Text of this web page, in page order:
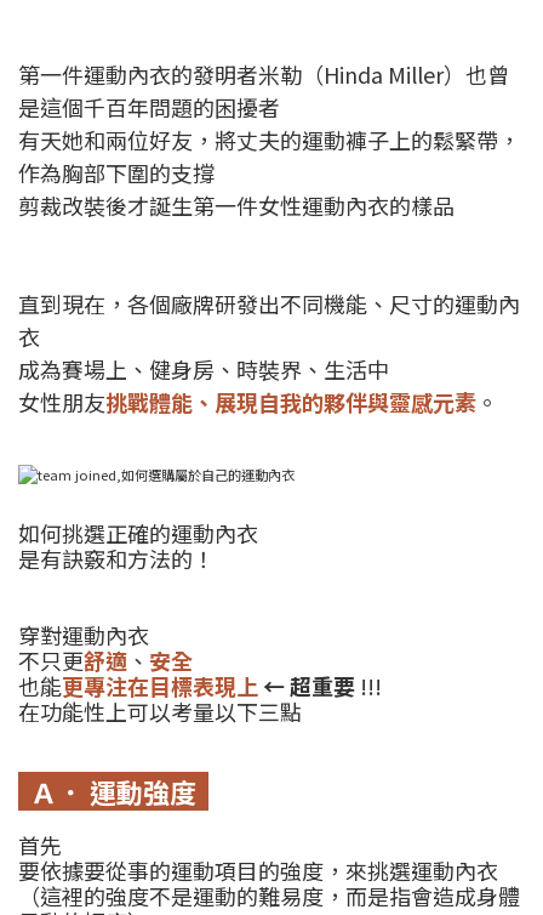
第一件運動內衣的發明者米勒（Hinda Miller）也曾
是這個千百年問題的困擾者
有天她和兩位好友，將丈夫的運動褲子上的鬆緊帶，
作為胸部下圍的支撐
剪裁改裝後才誕生第一件女性運動內衣的樣品
直到現在，各個廠牌研發出不同機能、尺寸的運動內
衣
成為賽場上、健身房、時裝界、生活中
女性朋友挑戰體能、展現自我的夥伴與靈感元素 。
如何挑選正確的運動內衣
是有訣竅和方法的！
穿對運動內衣
不只更舒適 、 安全
也能更專注在目標表現上 ← 超重要 !!!
在功能性上可以考量以下三點
Ａ． 運動強度
首先
要依據要從事的運動項目的強度，來挑選運動內衣
（這裡的強度不是運動的難易度，而是指會造成身體